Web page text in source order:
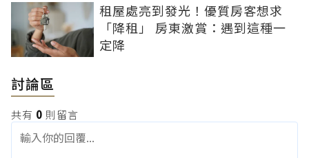
租屋處亮到發光！優質房客想求
「降租」 房東激賞：遇到這種一
定降
討論區
共有 0 則留言